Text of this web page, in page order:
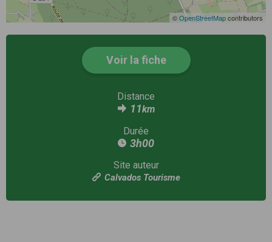
©OpenStreetMapcontributors
Voir la fiche
Distance
11km
Durée
3h00
Site auteur
Calvados Tourisme